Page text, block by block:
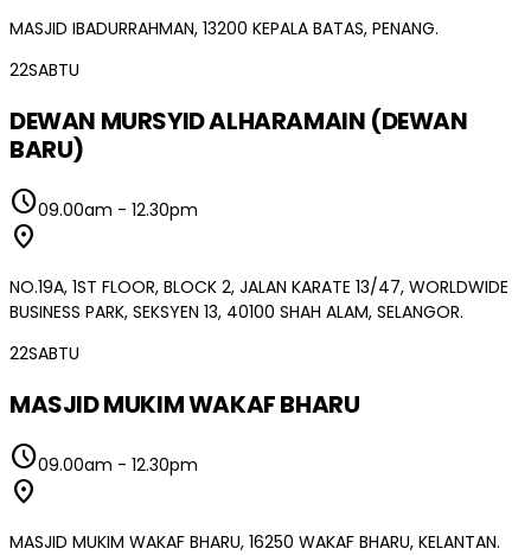
MASJID IBADURRAHMAN, 13200 KEPALA BATAS, PENANG.
22SABTU
DEWAN MURSYID ALHARAMAIN (DEWAN
BARU)
schedule09.00am - 12.30pm
location_on
NO.19A, 1ST FLOOR, BLOCK 2, JALAN KARATE 13/47, WORLDWIDE
BUSINESS PARK, SEKSYEN 13, 40100 SHAH ALAM, SELANGOR.
22SABTU
MASJID MUKIM WAKAF BHARU
schedule09.00am - 12.30pm
location_on
MASJID MUKIM WAKAF BHARU, 16250 WAKAF BHARU, KELANTAN.